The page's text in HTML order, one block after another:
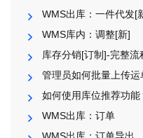
WMS出库：一件代发[
WMS库内：调整[新]
库存分销[订制]-完整流
管理员如何批量上传
如何使用库位推荐功能
WMS出库：订单